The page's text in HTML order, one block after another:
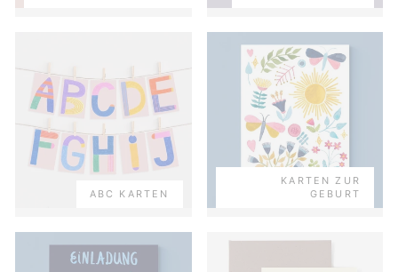
ABC KARTEN
KARTEN ZUR
GEBURT